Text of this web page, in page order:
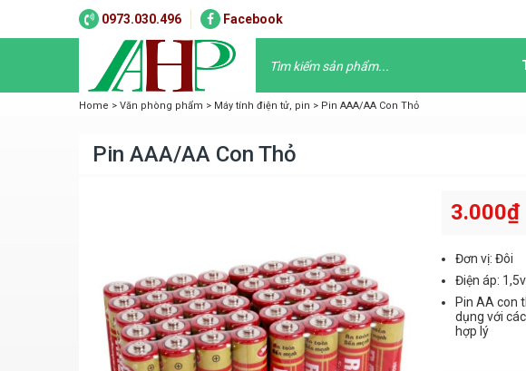
0973.030.496 Facebook
Home > Văn phòng phẩm > Máy tính điện tử, pin > Pin AAA/AA Con Thỏ
Pin AAA/AA Con Thỏ
3.000₫
Đơn vị: Đôi
Điện áp: 1,5v
Pin AA con
dụng với
hợp lý